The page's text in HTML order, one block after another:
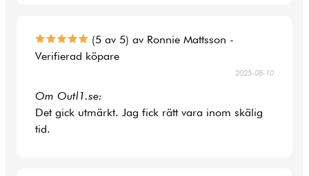
(5 av 5) av Ronnie Mattsson -
Verifierad köpare
2025-08-10
Om Outl1.se:
Det gick utmärkt. Jag fick rätt vara inom skälig
tid.